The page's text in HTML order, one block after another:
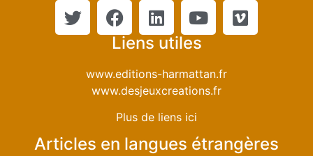
Liens utiles
www.editions-harmattan.fr
www.desjeuxcreations.fr
Plus de liens ici
Articles en langues étrangères